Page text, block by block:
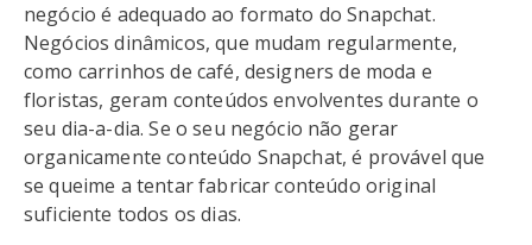
negócio é adequado ao formato do Snapchat.
Negócios dinâmicos, que mudam regularmente,
como carrinhos de café, designers de moda e
floristas, geram conteúdos envolventes durante o
seu dia-a-dia. Se o seu negócio não gerar
organicamente conteúdo Snapchat, é provável que
se queime a tentar fabricar conteúdo original
suficiente todos os dias.